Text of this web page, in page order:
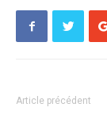
Article précédent